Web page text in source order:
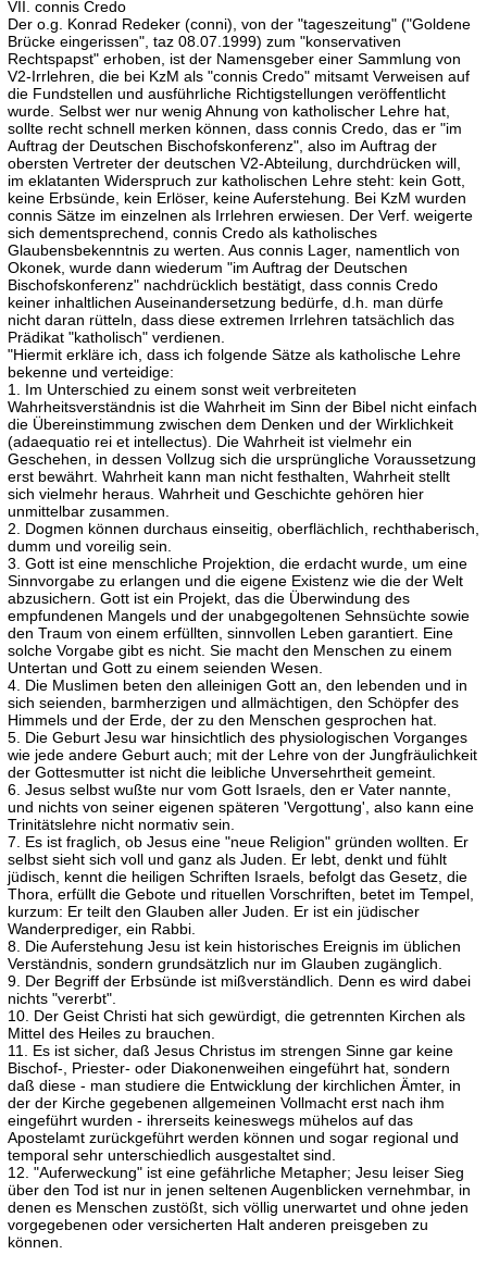
VII. connis Credo
Der o.g. Konrad Redeker (conni), von der "tageszeitung" ("Goldene
Brücke eingerissen", taz 08.07.1999) zum "konservativen
Rechtspapst" erhoben, ist der Namensgeber einer Sammlung von
V2-Irrlehren, die bei KzM als "connis Credo" mitsamt Verweisen auf
die Fundstellen und ausführliche Richtigstellungen veröffentlicht
wurde. Selbst wer nur wenig Ahnung von katholischer Lehre hat,
sollte recht schnell merken können, dass connis Credo, das er "im
Auftrag der Deutschen Bischofskonferenz", also im Auftrag der
obersten Vertreter der deutschen V2-Abteilung, durchdrücken will,
im eklatanten Widerspruch zur katholischen Lehre steht: kein Gott,
keine Erbsünde, kein Erlöser, keine Auferstehung. Bei KzM wurden
connis Sätze im einzelnen als Irrlehren erwiesen. Der Verf. weigerte
sich dementsprechend, connis Credo als katholisches
Glaubensbekenntnis zu werten. Aus connis Lager, namentlich von
Okonek, wurde dann wiederum "im Auftrag der Deutschen
Bischofskonferenz" nachdrücklich bestätigt, dass connis Credo
keiner inhaltlichen Auseinandersetzung bedürfe, d.h. man dürfe
nicht daran rütteln, dass diese extremen Irrlehren tatsächlich das
Prädikat "katholisch" verdienen.
"Hiermit erkläre ich, dass ich folgende Sätze als katholische Lehre
bekenne und verteidige:
1. Im Unterschied zu einem sonst weit verbreiteten
Wahrheitsverständnis ist die Wahrheit im Sinn der Bibel nicht einfach
die Übereinstimmung zwischen dem Denken und der Wirklichkeit
(adaequatio rei et intellectus). Die Wahrheit ist vielmehr ein
Geschehen, in dessen Vollzug sich die ursprüngliche Voraussetzung
erst bewährt. Wahrheit kann man nicht festhalten, Wahrheit stellt
sich vielmehr heraus. Wahrheit und Geschichte gehören hier
unmittelbar zusammen.
2. Dogmen können durchaus einseitig, oberflächlich, rechthaberisch,
dumm und voreilig sein.
3. Gott ist eine menschliche Projektion, die erdacht wurde, um eine
Sinnvorgabe zu erlangen und die eigene Existenz wie die der Welt
abzusichern. Gott ist ein Projekt, das die Überwindung des
empfundenen Mangels und der unabgegoltenen Sehnsüchte sowie
den Traum von einem erfüllten, sinnvollen Leben garantiert. Eine
solche Vorgabe gibt es nicht. Sie macht den Menschen zu einem
Untertan und Gott zu einem seienden Wesen.
4. Die Muslimen beten den alleinigen Gott an, den lebenden und in
sich seienden, barmherzigen und allmächtigen, den Schöpfer des
Himmels und der Erde, der zu den Menschen gesprochen hat.
5. Die Geburt Jesu war hinsichtlich des physiologischen Vorganges
wie jede andere Geburt auch; mit der Lehre von der Jungfräulichkeit
der Gottesmutter ist nicht die leibliche Unversehrtheit gemeint.
6. Jesus selbst wußte nur vom Gott Israels, den er Vater nannte,
und nichts von seiner eigenen späteren 'Vergottung', also kann eine
Trinitätslehre nicht normativ sein.
7. Es ist fraglich, ob Jesus eine "neue Religion" gründen wollten. Er
selbst sieht sich voll und ganz als Juden. Er lebt, denkt und fühlt
jüdisch, kennt die heiligen Schriften Israels, befolgt das Gesetz, die
Thora, erfüllt die Gebote und rituellen Vorschriften, betet im Tempel,
kurzum: Er teilt den Glauben aller Juden. Er ist ein jüdischer
Wanderprediger, ein Rabbi.
8. Die Auferstehung Jesu ist kein historisches Ereignis im üblichen
Verständnis, sondern grundsätzlich nur im Glauben zugänglich.
9. Der Begriff der Erbsünde ist mißverständlich. Denn es wird dabei
nichts "vererbt".
10. Der Geist Christi hat sich gewürdigt, die getrennten Kirchen als
Mittel des Heiles zu brauchen.
11. Es ist sicher, daß Jesus Christus im strengen Sinne gar keine
Bischof-, Priester- oder Diakonenweihen eingeführt hat, sondern
daß diese - man studiere die Entwicklung der kirchlichen Ämter, in
der der Kirche gegebenen allgemeinen Vollmacht erst nach ihm
eingeführt wurden - ihrerseits keineswegs mühelos auf das
Apostelamt zurückgeführt werden können und sogar regional und
temporal sehr unterschiedlich ausgestaltet sind.
12. "Auferweckung" ist eine gefährliche Metapher; Jesu leiser Sieg
über den Tod ist nur in jenen seltenen Augenblicken vernehmbar, in
denen es Menschen zustößt, sich völlig unerwartet und ohne jeden
vorgegebenen oder versicherten Halt anderen preisgeben zu
können.